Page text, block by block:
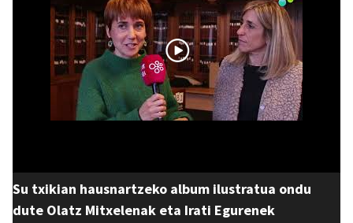
Su txikian hausnartzeko album ilustratua ondu
dute Olatz Mitxelenak eta Irati Egurenek